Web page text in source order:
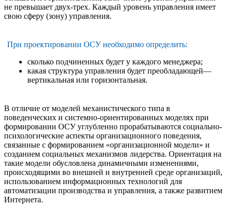
не превышает двух-трех. Каждый уровень управления имеет
свою сферу (зону) управления.
При проектировании ОСУ необходимо определить:
сколько подчиненных будет у каждого менеджера;
какая структура управления будет преобладающей—
вертикальная или горизонтальная.
В отличие от моделей механистического типа в
поведенческих и системно-ориентированных моделях при
формировании ОСУ углубленно прорабатываются социально-
психологические аспекты организационного поведения,
связанные с формированием «организационной модели» и
созданием социальных механизмов лидерства. Ориентация на
такие модели обусловлена динамичными изменениями,
происходящими во внешней и внутренней среде организаций,
использованием информационных технологий для
автоматизации производства и управления, а также развитием
Интернета.